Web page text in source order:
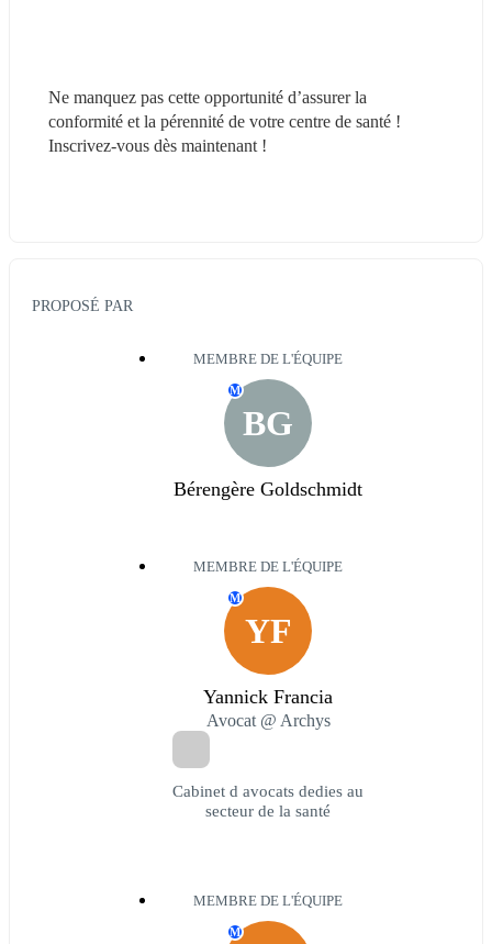
Ne manquez pas cette opportunité d’assurer la
conformité et la pérennité de votre centre de santé !
Inscrivez-vous dès maintenant !
PROPOSÉ PAR
MEMBRE DE L'ÉQUIPE
BG
M
Bérengère Goldschmidt
MEMBRE DE L'ÉQUIPE
YF
M
Yannick Francia
Avocat @ Archys
Cabinet d avocats dedies au
secteur de la santé
MEMBRE DE L'ÉQUIPE
M